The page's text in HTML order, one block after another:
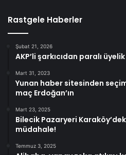
Rastgele Haberler
Şubat 21, 2026
AKP’li şarkıcıdan paralı
Mart 31, 2023
Yunan haber sitesinden
maç Erdoğan’ın
Mart 23, 2025
Bilecik Pazaryeri
müdahale!
Temmuz 3, 2025